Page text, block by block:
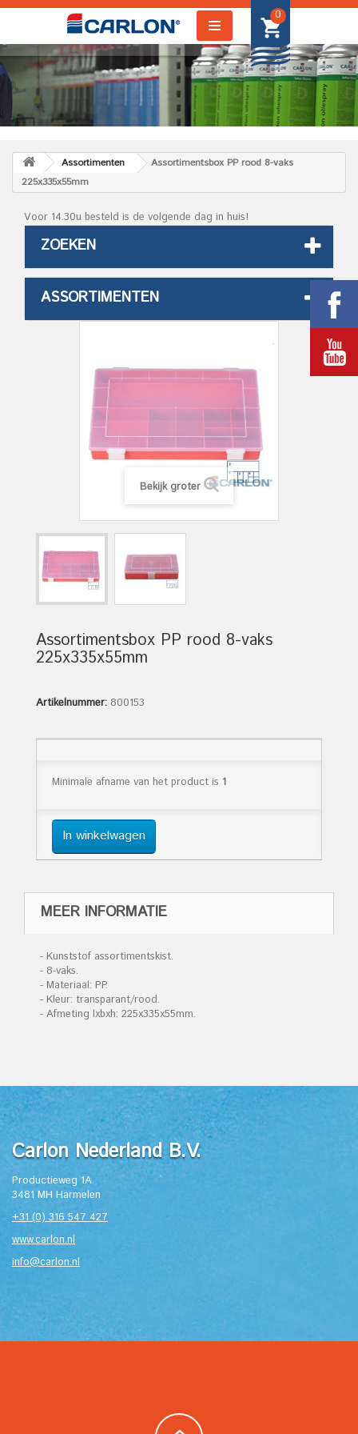
0
Assortimenten
Assortimentsbox PP rood 8-vaks
225x335x55mm
Voor 14.30u besteld is de volgende dag in huis!
ZOEKEN
ASSORTIMENTEN
Bekijk groter
Assortimentsbox PP rood 8-vaks
225x335x55mm
Artikelnummer: 800153
Minimale afname van het product is 1
In winkelwagen
MEER INFORMATIE
- Kunststof assortimentskist.
- 8-vaks.
- Materiaal: PP.
- Kleur: transparant/rood.
- Afmeting lxbxh: 225x335x55mm.
Carlon Nederland B.V.
Productieweg 1A
3481 MH Harmelen
+31 (0) 316 547 427
www.carlon.nl
info@carlon.nl